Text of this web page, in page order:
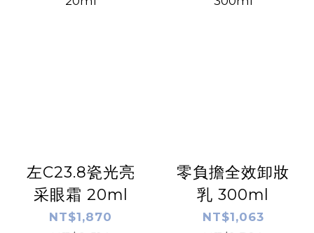
左C23.8瓷光亮
采眼霜 20ml
NT$1,870
零負擔全效卸妝
乳 300ml
NT$1,063